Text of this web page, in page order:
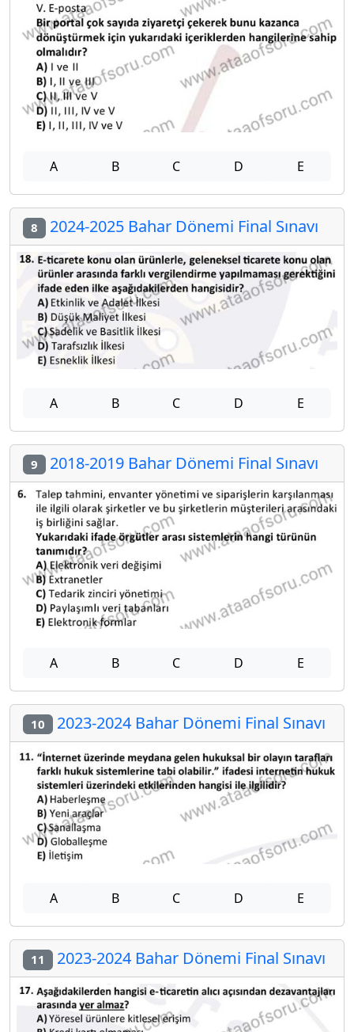
A B C D E
8 2024-2025 Bahar Dönemi Final Sınavı
A B C D E
9 2018-2019 Bahar Dönemi Final Sınavı
A B C D E
10 2023-2024 Bahar Dönemi Final Sınavı
A B C D E
11 2023-2024 Bahar Dönemi Final Sınavı